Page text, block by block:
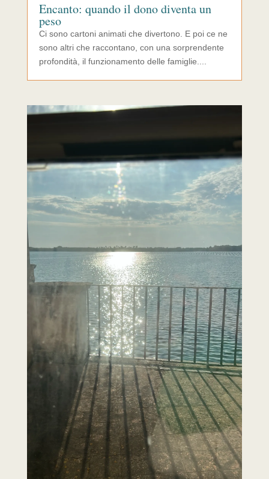
Encanto: quando il dono diventa un
peso
Ci sono cartoni animati che divertono. E poi ce ne
sono altri che raccontano, con una sorprendente
profondità, il funzionamento delle famiglie....